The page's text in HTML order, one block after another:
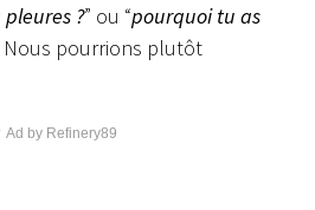
?” ou “pourquoi tu as
Nous pourrions plutôt
Ad by Refinery89